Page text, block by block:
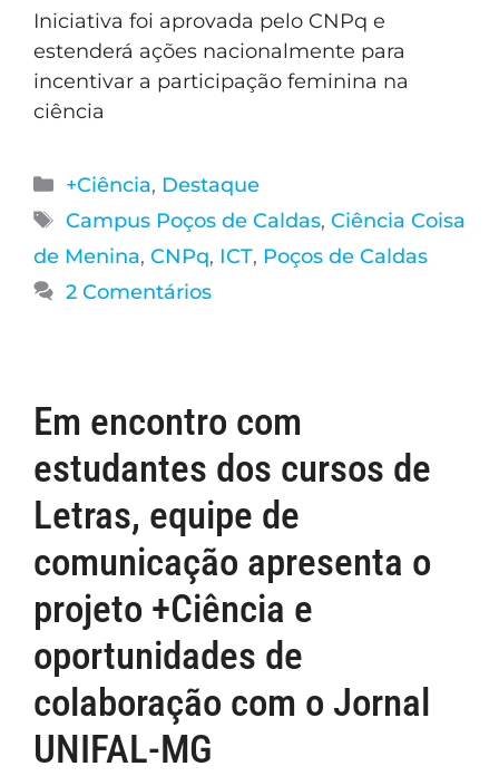
Iniciativa foi aprovada pelo CNPq e
estenderá ações nacionalmente para
incentivar a participação feminina na
ciência
+Ciência, Destaque
Campus Poços de Caldas, Ciência Coisa
de Menina, CNPq, ICT, Poços de Caldas
2 Comentários
Em encontro com
estudantes dos cursos de
Letras, equipe de
comunicação apresenta o
projeto +Ciência e
oportunidades de
colaboração com o Jornal
UNIFAL-MG